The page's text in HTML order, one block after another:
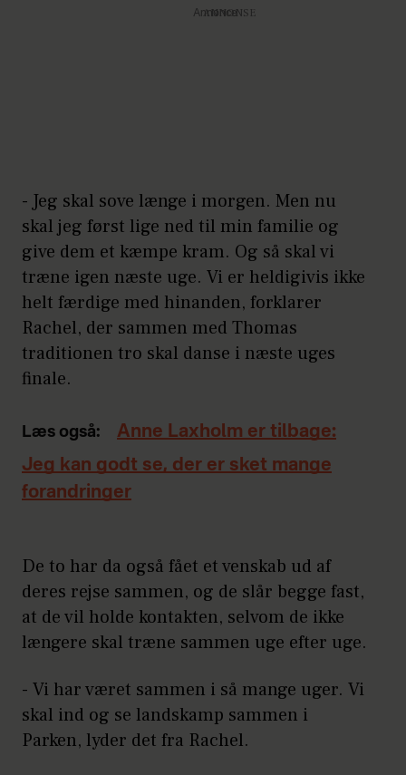
Annonce
- Jeg skal sove længe i morgen. Men nu
skal jeg først lige ned til min familie og
give dem et kæmpe kram. Og så skal vi
træne igen næste uge. Vi er heldigivis ikke
helt færdige med hinanden, forklarer
Rachel, der sammen med Thomas
traditionen tro skal danse i næste uges
finale.
Læs også:
Anne Laxholm er tilbage:
Jeg kan godt se, der er sket mange
forandringer
De to har da også fået et venskab ud af
deres rejse sammen, og de slår begge fast,
at de vil holde kontakten, selvom de ikke
længere skal træne sammen uge efter uge.
- Vi har været sammen i så mange uger. Vi
skal ind og se landskamp sammen i
Parken, lyder det fra Rachel.